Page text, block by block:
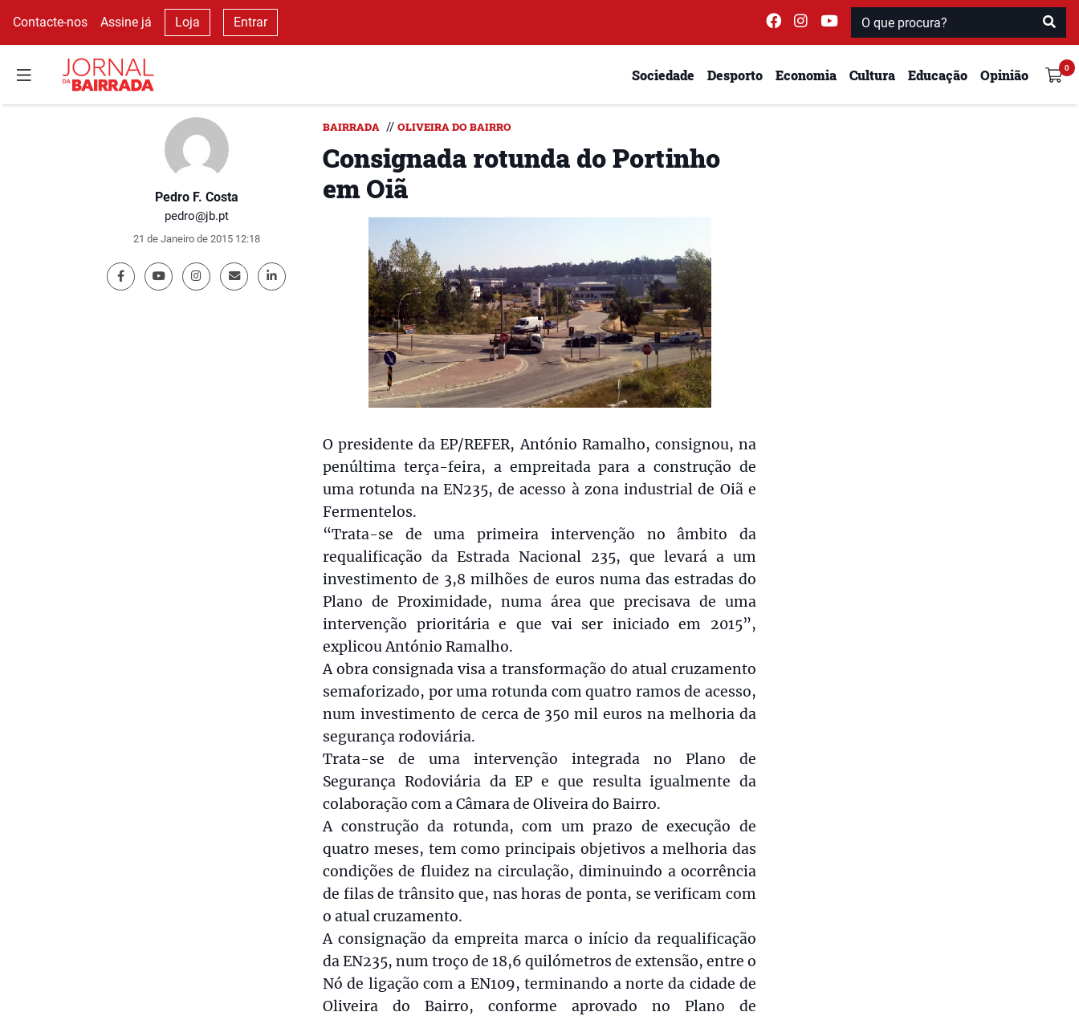
Contacte-nos Assine já Loja Entrar
Sociedade Desporto Economia Cultura Educação Opinião
Pedro F. Costa
pedro@jb.pt
21 de Janeiro de 2015 12:18
BAIRRADA // OLIVEIRA DO BAIRRO
Consignada rotunda do Portinho
em Oiã
O presidente da EP/REFER, António Ramalho, consignou, na
penúltima terça-feira, a empreitada para a construção de
uma rotunda na EN235, de acesso à zona industrial de Oiã e
Fermentelos.
“Trata-se de uma primeira intervenção no âmbito da
requalificação da Estrada Nacional 235, que levará a um
investimento de 3,8 milhões de euros numa das estradas do
Plano de Proximidade, numa área que precisava de uma
intervenção prioritária e que vai ser iniciado em 2015”,
explicou António Ramalho.
A obra consignada visa a transformação do atual cruzamento
semaforizado, por uma rotunda com quatro ramos de acesso,
num investimento de cerca de 350 mil euros na melhoria da
segurança rodoviária.
Trata-se de uma intervenção integrada no Plano de
Segurança Rodoviária da EP e que resulta igualmente da
colaboração com a Câmara de Oliveira do Bairro.
A construção da rotunda, com um prazo de execução de
quatro meses, tem como principais objetivos a melhoria das
condições de fluidez na circulação, diminuindo a ocorrência
de filas de trânsito que, nas horas de ponta, se verificam com
o atual cruzamento.
A consignação da empreita marca o início da requalificação
da EN235, num troço de 18,6 quilómetros de extensão, entre o
Nó de ligação com a EN109, terminando a norte da cidade de
Oliveira do Bairro, conforme aprovado no Plano de